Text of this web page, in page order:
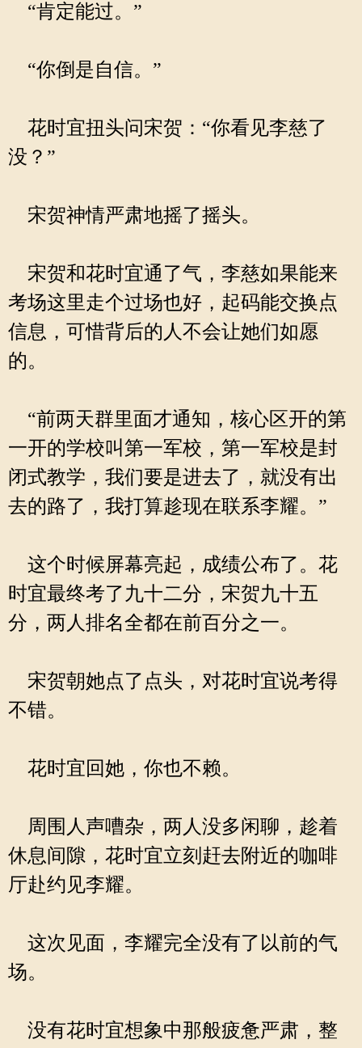
“肯定能过。”
“你倒是自信。”
花时宜扭头问宋贺：“你看见李慈了
没？”
宋贺神情严肃地摇了摇头。
宋贺和花时宜通了气，李慈如果能来
考场这里走个过场也好，起码能交换点
信息，可惜背后的人不会让她们如愿
的。
“前两天群里面才通知，核心区开的第
一开的学校叫第一军校，第一军校是封
闭式教学，我们要是进去了，就没有出
去的路了，我打算趁现在联系李耀。”
这个时候屏幕亮起，成绩公布了。花
时宜最终考了九十二分，宋贺九十五
分，两人排名全都在前百分之一。
宋贺朝她点了点头，对花时宜说考得
不错。
花时宜回她，你也不赖。
周围人声嘈杂，两人没多闲聊，趁着
休息间隙，花时宜立刻赶去附近的咖啡
厅赴约见李耀。
这次见面，李耀完全没有了以前的气
场。
没有花时宜想象中那般疲惫严肃，整